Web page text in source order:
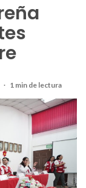
1 min de lectura